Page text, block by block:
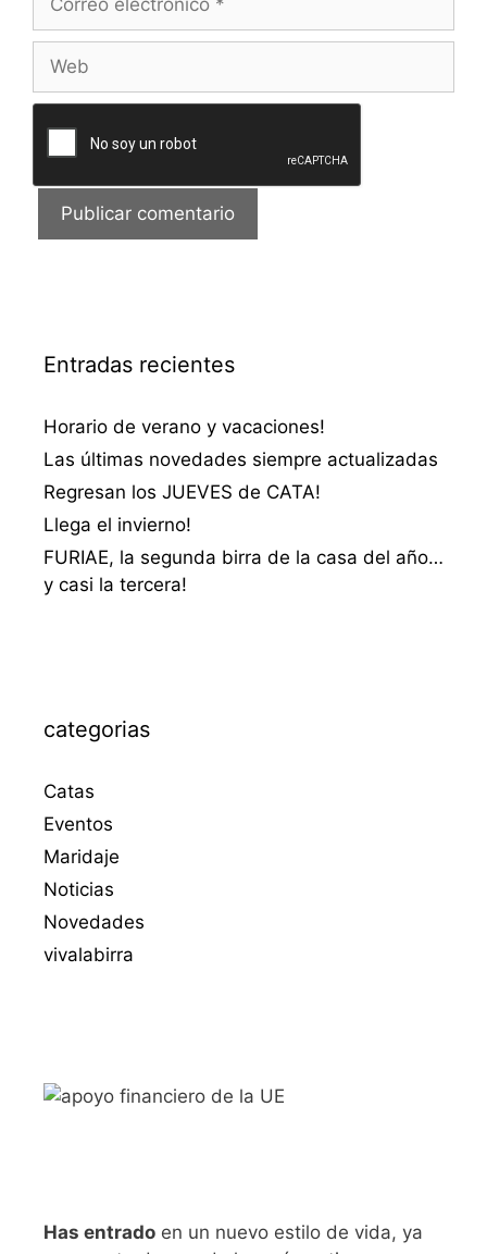
electrónico
Entradas recientes
Horario de verano y vacaciones!
Las últimas novedades siempre actualizadas
Regresan los JUEVES de CATA!
Llega el invierno!
FURIAE, la segunda birra de la casa del año…
y casi la tercera!
categorias
Catas
Eventos
Maridaje
Noticias
Novedades
vivalabirra
Has entrado en un nuevo estilo de vida, ya